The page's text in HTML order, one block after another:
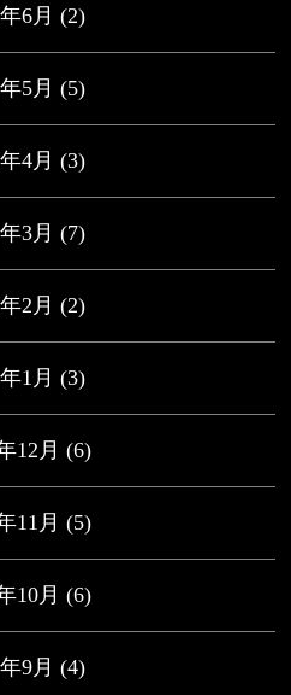
6月 (2)
5月 (5)
4月 (3)
3月 (7)
2月 (2)
1月 (3)
12月 (6)
11月 (5)
10月 (6)
9月 (4)